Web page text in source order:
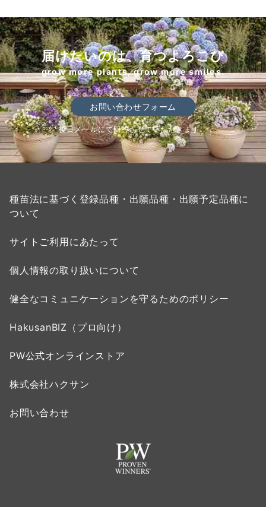
届けたいのは、育つよろこび
grow more plants, grow more smiles.
お問い合わせフォーム
後日メールにて回答させていただきます。
種苗法に基づく登録品種・出願品種・出願予定品種に
ついて
サイトご利用にあたって
個人情報の取り扱いについて
健全なコミュニケーションを守るためのポリシー
HakusanBIZ（プロ向け）
PW公式オンラインストア
株式会社ハクサン
お問い合わせ